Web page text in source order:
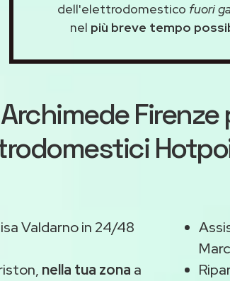
dell'elettrodomestico fuori
nel più breve tempo
Archimede Firenze
Valdarno in 24/48
nella tua zona a